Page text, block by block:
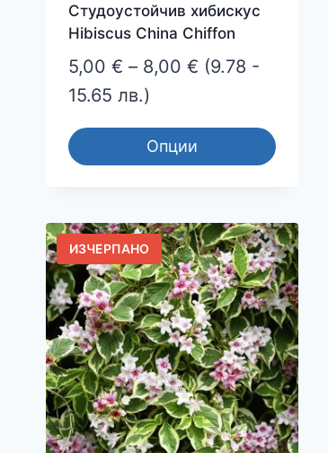
Студоустойчив хибискус
Hibiscus China Chiffon
5,00 € – 8,00 €Price
5,00 €
(9.78 -
15.65 лв.)
Опции
has
multiple
variants.
The
options
may
be
chosen
on
the
ИЗЧЕРПАНО